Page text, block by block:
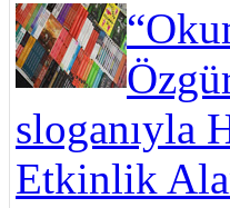
sloganıyla
Etkinlik